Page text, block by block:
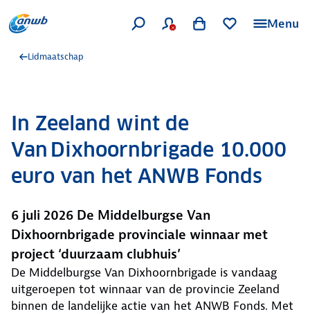
Menu
Lidmaatschap
In Zeeland wint de
Van Dixhoornbrigade 10.000
euro van het ANWB Fonds
6 juli 2026 De Middelburgse Van
Dixhoornbrigade provinciale winnaar met
project ‘duurzaam clubhuis’
De Middelburgse Van Dixhoornbrigade is vandaag
uitgeroepen tot winnaar van de provincie Zeeland
binnen de landelijke actie van het ANWB Fonds. Met